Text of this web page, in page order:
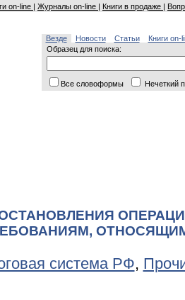
on-line | Журналы on-line | Книги в продаже |
Везде Новости Статьи
Книги on-
Образец для поиска:
Все словоформы Нечеткий
система РФ,